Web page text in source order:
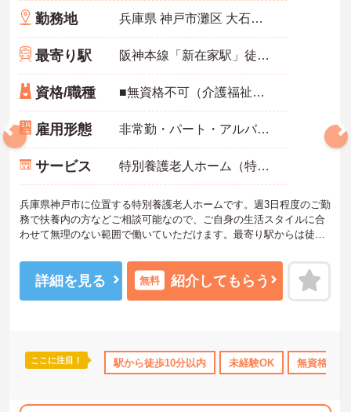
ポート 産休･育休･介護休暇取得実績あり 社会保険完備 交通
勤務地 兵庫県 神戸市灘区 大石東町１－２－１
最寄り駅 阪神本線「新在家駅」徒歩3分
資格/職種 ■無資格不可（介護福祉士が望ましい） ■経験要（施設での介護経験有が望ましい）
雇用形態 非常勤・パート・アルバイト
サービス 特別養護老人ホーム（特養）
兵庫県神戸市に位置する特別養護老人ホームです。週3日程度のご勤
務で扶養内の方などご相談可能なので、ご自身の生活スタイルに合
わせて無理のない範囲で働いていただけます。最寄り駅からは徒歩3
接対策ポイントなど、さらに詳細をお話しいたしますのでお気軽に
ご相談ください！
詳細を見る 無料 紹介してもらう
ここに注目！ 駅から徒歩10分以内 未経験OK 無資格OK